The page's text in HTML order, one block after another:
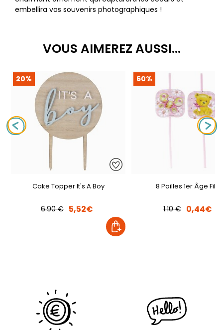
embellira vos souvenirs photographiques !
VOUS AIMEREZ AUSSI...
20%
Cake Topper It's A Boy
6.90 € 5,52€
60%
8 Pailles 1er Âge Fille
1.10 € 0,44€